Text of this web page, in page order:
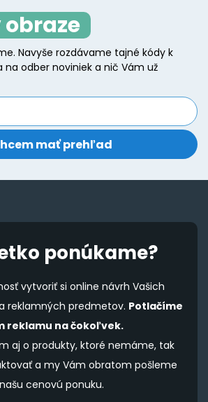
options
may
be
on
product
page
Navyše rozdávame tajné kódy k
na odber noviniek a nič Vám už
ponúkame?
vytvoriť si online návrh Vašich
reklamných predmetov. Potlačíme
reklamu na čokoľvek.
aj o produkty, ktoré nemáme, tak
a my Vám obratom pošleme
našu cenovú ponuku.